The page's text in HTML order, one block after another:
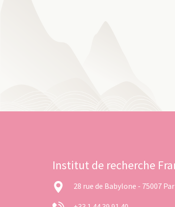
Institut de recherche
28 rue de Babylone - 75007